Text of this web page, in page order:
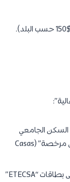
الجامعي
(Residencias) وهو بسيط جداً، أو في “منازل مرخصة” (Casas
لا يزال يمثل تحدياً؛ يعتمد الطلاب على بطاقات “ETECSA”